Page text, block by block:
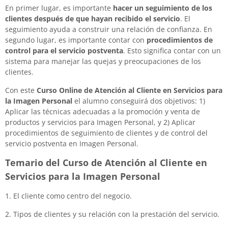
En primer lugar, es importante hacer un seguimiento de los
clientes después de que hayan recibido el servicio. El
seguimiento ayuda a construir una relación de confianza. En
segundo lugar, es importante contar con procedimientos de
control para el servicio postventa. Esto significa contar con un
sistema para manejar las quejas y preocupaciones de los
clientes.
Con este Curso Online de Atención al Cliente en Servicios para
la Imagen Personal el alumno conseguirá dos objetivos: 1)
Aplicar las técnicas adecuadas a la promoción y venta de
productos y servicios para Imagen Personal, y 2) Aplicar
procedimientos de seguimiento de clientes y de control del
servicio postventa en Imagen Personal.
Temario del Curso de Atención al Cliente en
Servicios para la Imagen Personal
1. El cliente como centro del negocio.
2. Tipos de clientes y su relación con la prestación del servicio.